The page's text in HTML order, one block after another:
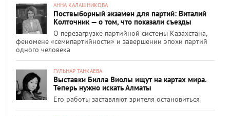
АННА КАЛАШНИКОВА
Поствыборный экзамен для партий: Виталий
Колточник — о том, что показали съезды
О перезагрузке партийной системы Казахстана,
феномене «семипартийности» и завершении эпохи партий
одного человека
ГУЛЬНАР ТАНКАЕВА
Выставки Билла Виолы ищут на картах мира.
Теперь нужно искать Алматы
Его работы заставляют зрителя остановиться